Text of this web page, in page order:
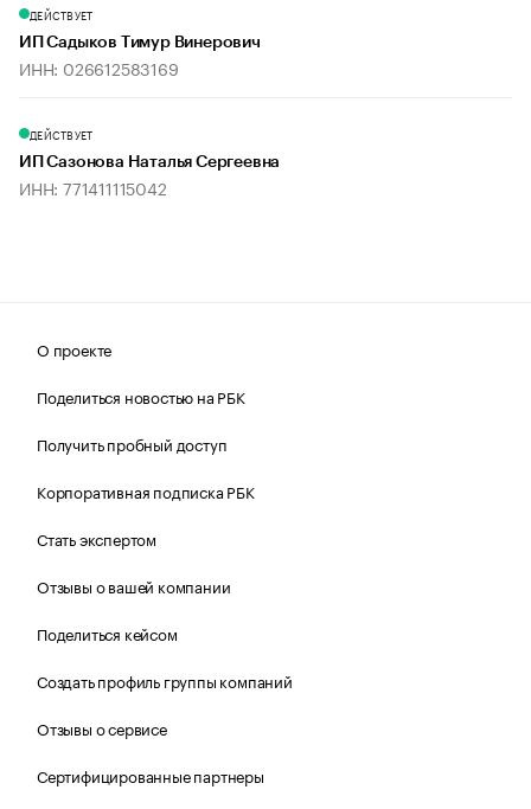
ДЕЙСТВУЕТ
ИП Садыков Тимур Винерович
ИНН: 026612583169
ДЕЙСТВУЕТ
ИП Сазонова Наталья Сергеевна
ИНН: 771411115042
О проекте
Поделиться новостью на РБК
Получить пробный доступ
Корпоративная подписка РБК
Стать экспертом
Отзывы о вашей компании
Поделиться кейсом
Создать профиль группы компаний
Отзывы о сервисе
Сертифицированные партнеры